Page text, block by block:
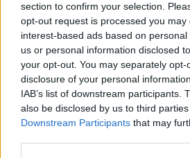
section to confirm your selection.
opt-out request is processed you may
interest-based ads based on
us or personal information disclosed
your opt-out. You may separately
disclosure of your personal
IAB’s list of downstream participants.
also be disclosed by us to third
Downstream Participants that may
Helyi
Amire
másodfokúra
Pest megye
Fából épül